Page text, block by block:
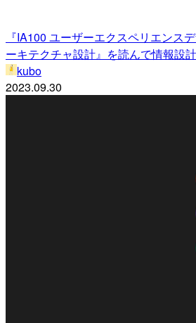
『IA100 ユーザーエクスペリエンス
ーキテクチャ設計』を読んで情報設
kubo
2023.09.30